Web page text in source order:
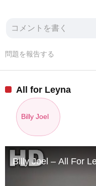
問題を報告する
All for Leyna
Billy Joel
Billy Joel – All For